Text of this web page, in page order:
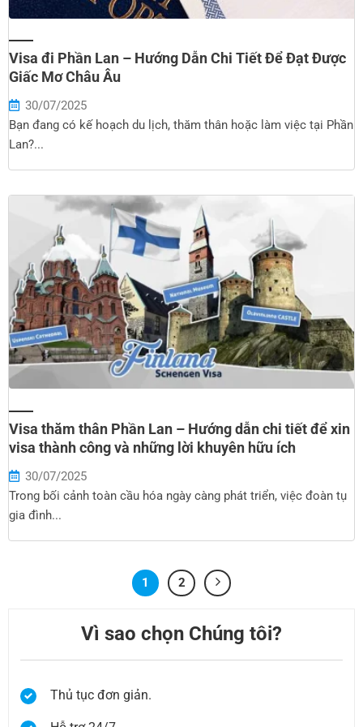
Visa đi Phần Lan – Hướng Dẫn Chi Tiết Để Đạt Được
Giấc Mơ Châu Âu
Bạn đang có kế hoạch du lịch, thăm thân hoặc làm việc tại Phần
Lan?...
30/07/2025
Visa thăm thân Phần Lan – Hướng dẫn chi tiết để xin
visa thành công và những lời khuyên hữu ích
Trong bối cảnh toàn cầu hóa ngày càng phát triển, việc đoàn tụ
gia đình...
30/07/2025
1 2
Vì sao chọn Chúng tôi?
Thủ tục đơn giản.